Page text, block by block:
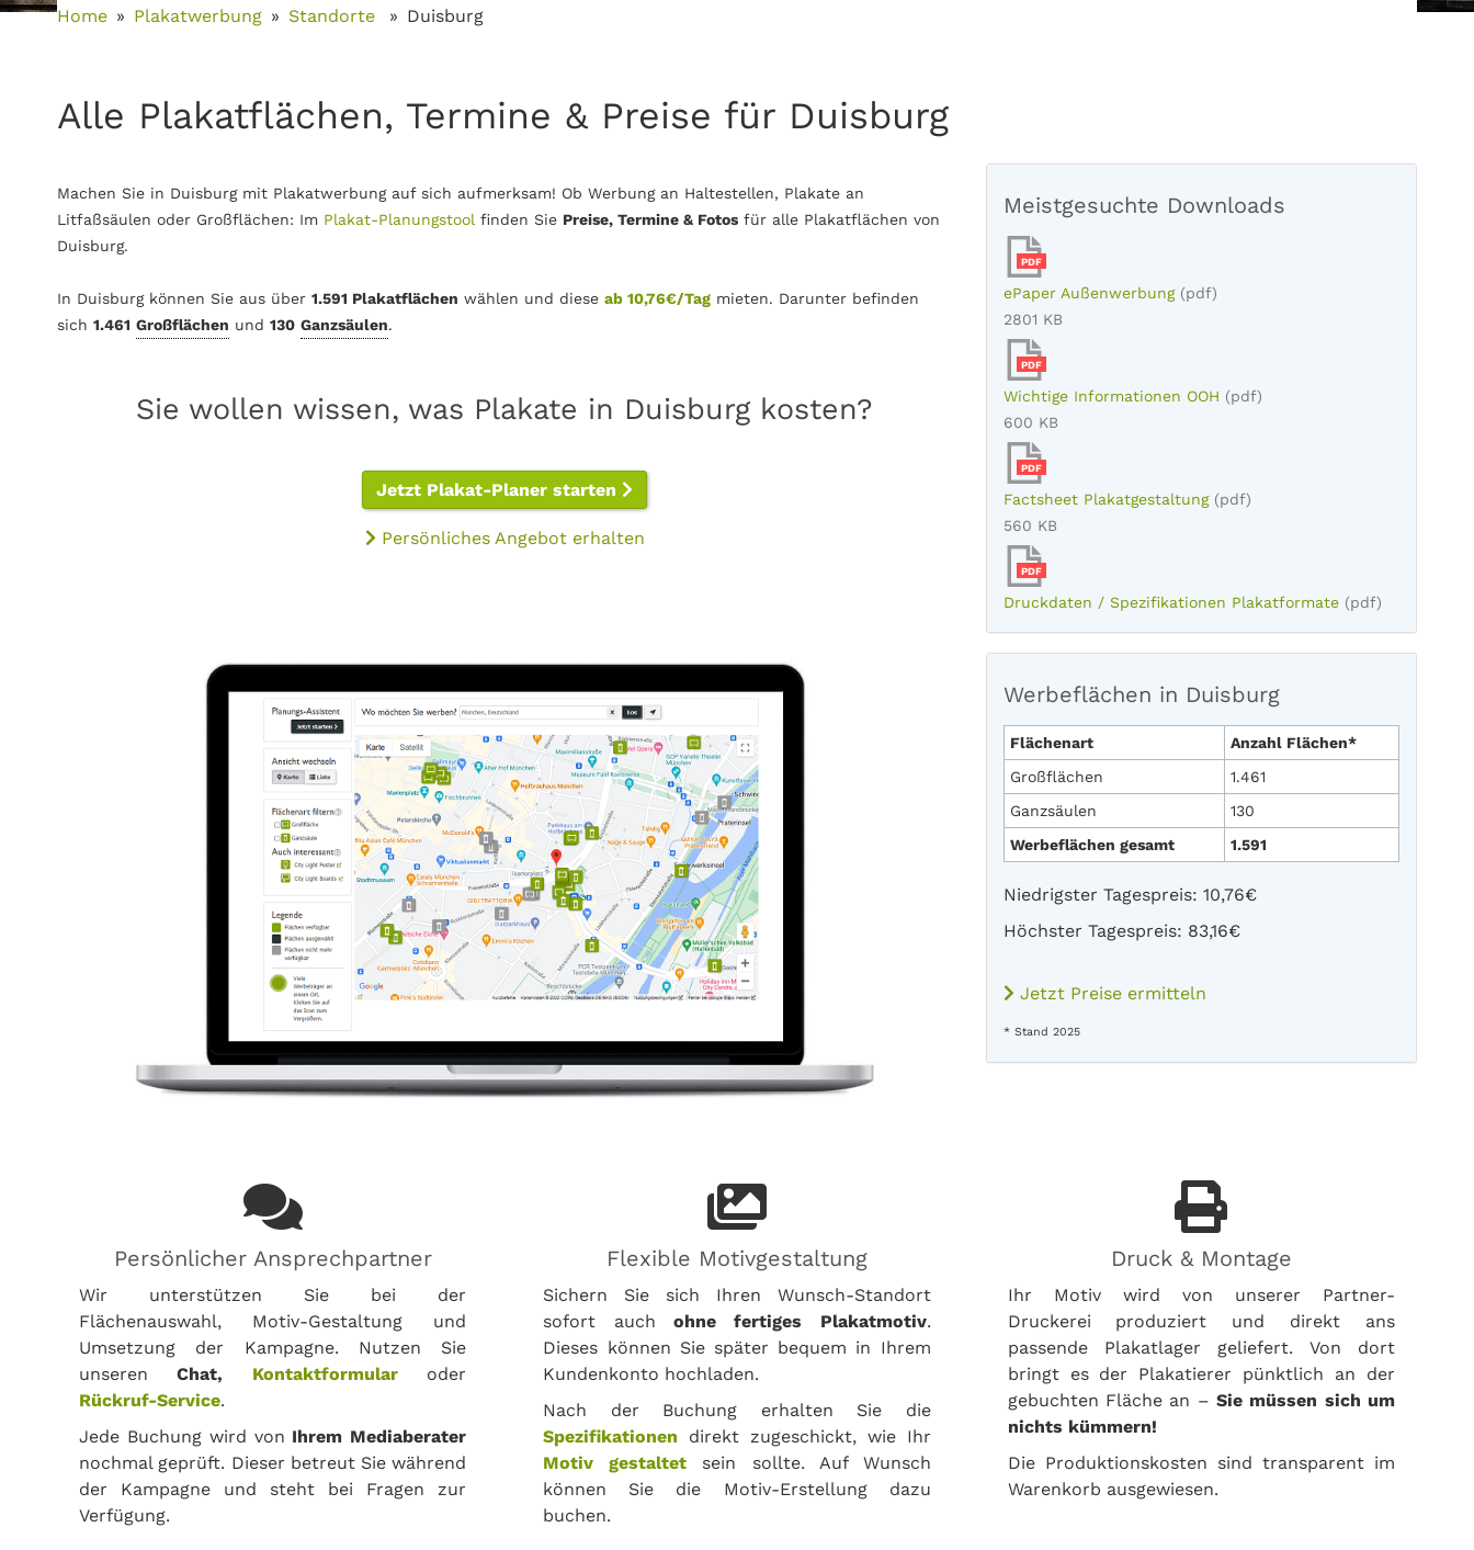
Home Plakatwerbung Standorte Duisburg
Alle Plakatflächen, Termine & Preise für Duisburg
Machen Sie in Duisburg mit Plakatwerbung auf sich aufmerksam! Ob Werbung an Haltestellen, Plakate an
Litfaßsäulen oder Großflächen: Im Plakat-Planungstool finden Sie Preise, Termine & Fotos für alle Plakatflächen von
Duisburg.
In Duisburg können Sie aus über 1.591 Plakatflächen wählen und diese ab 10,76€/Tag mieten. Darunter befinden
sich 1.461 Großflächen und 130 Ganzsäulen.
Sie wollen wissen, was Plakate in Duisburg kosten?
Jetzt Plakat-Planer starten
Persönliches Angebot erhalten
Meistgesuchte Downloads
PDF
ePaper Außenwerbung (pdf)
2801 KB
PDF
Wichtige Informationen OOH (pdf)
600 KB
PDF
Factsheet Plakatgestaltung (pdf)
560 KB
PDF
Druckdaten / Spezifikationen Plakatformate (pdf)
Werbeflächen in Duisburg
Flächenart
Anzahl Flächen*
Großflächen
1.461
Ganzsäulen
130
Werbeflächen gesamt
1.591
Niedrigster Tagespreis: 10,76€
Höchster Tagespreis: 83,16€
Jetzt Preise ermitteln
* Stand 2025
Persönlicher Ansprechpartner
Wir unterstützen Sie bei der
Flächenauswahl, Motiv-Gestaltung und
Umsetzung der Kampagne. Nutzen Sie
unserenChat, Kontaktformularoder
Rückruf-Service.
Jede Buchung wird von Ihrem Mediaberater
nochmal geprüft. Dieser betreut Sie während
der Kampagne und steht bei Fragen zur
Verfügung.
Flexible Motivgestaltung
Sichern Sie sich Ihren Wunsch-Standort
sofort auch ohne fertiges Plakatmotiv.
Dieses können Sie später bequem in Ihrem
Kundenkonto hochladen.
Nach der Buchung erhalten Sie die
Spezifikationen direkt zugeschickt, wie Ihr
Motiv gestaltet sein sollte. Auf Wunsch
können Sie die Motiv-Erstellung dazu
buchen.
Druck & Montage
Ihr Motiv wird von unserer Partner-
Druckerei produziert und direkt ans
passende Plakatlager geliefert. Von dort
bringt es der Plakatierer pünktlich an der
gebuchten Fläche an – Sie müssen sich um
nichts kümmern!
Die Produktionskosten sind transparent im
Warenkorb ausgewiesen.